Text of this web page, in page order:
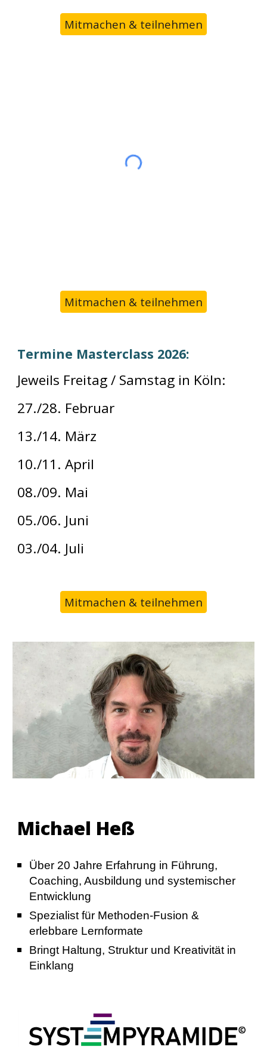
Mitmachen & teilnehmen
Mitmachen & teilnehmen
Termine Masterclass 2026:
Jeweils Freitag / Samstag in Köln:
27./28. Februar
13./14. März
10./11. April
08./09. Mai
05./06. Juni
03./04. Juli
Mitmachen & teilnehmen
Michael Heß
Über 20 Jahre Erfahrung in Führung,
Coaching, Ausbildung und systemischer
Entwicklung
Spezialist für Methoden-Fusion &
erlebbare Lernformate
Bringt Haltung, Struktur und Kreativität in
Einklang